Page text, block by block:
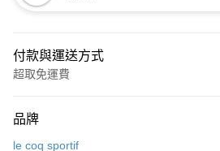
付款與運送方式
超取免運費
信用卡一次付款
品牌
le coq sportif